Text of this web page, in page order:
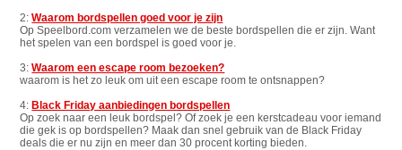
2:Waarom bordspellen goed voor je zijn
Op Speelbord.com verzamelen we de beste bordspellen die er zijn. Want
het spelen van een bordspel is goed voor je.
3:Waarom een escape room bezoeken?
waarom is het zo leuk om uit een escape room te ontsnappen?
4:Black Friday aanbiedingen bordspellen
Op zoek naar een leuk bordspel? Of zoek je een kerstcadeau voor iemand
die gek is op bordspellen? Maak dan snel gebruik van de Black Friday
deals die er nu zijn en meer dan 30 procent korting bieden.